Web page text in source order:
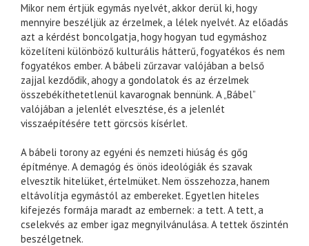
Mikor nem értjük egymás nyelvét, akkor derül ki, hogy
mennyire beszéljük az érzelmek, a lélek nyelvét. Az előadás
azt a kérdést boncolgatja, hogy hogyan tud egymáshoz
közelíteni különböző kulturális hátterű, fogyatékos és nem
fogyatékos ember. A bábeli zűrzavar valójában a belső
zajjal kezdődik, ahogy a gondolatok és az érzelmek
összebékíthetetlenül kavarognak bennünk. A „Bábel”
valójában a jelenlét elvesztése, és a jelenlét
visszaépítésére tett görcsös kísérlet.
A bábeli torony az egyéni és nemzeti hiúság és gőg
építménye. A demagóg és önös ideológiák és szavak
elvesztik hitelüket, értelmüket. Nem összehozza, hanem
eltávolítja egymástól az embereket. Egyetlen hiteles
kifejezés formája maradt az embernek: a tett. A tett, a
cselekvés az ember igaz megnyilvánulása. A tettek őszintén
beszélgetnek.